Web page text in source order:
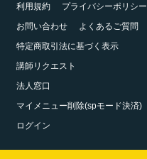
利用規約
プライバシーポリシー
お問い合わせ
よくあるご質問
特定商取引法に基づく表示
講師リクエスト
法人窓口
マイメニュー削除(spモード決済)
ログイン